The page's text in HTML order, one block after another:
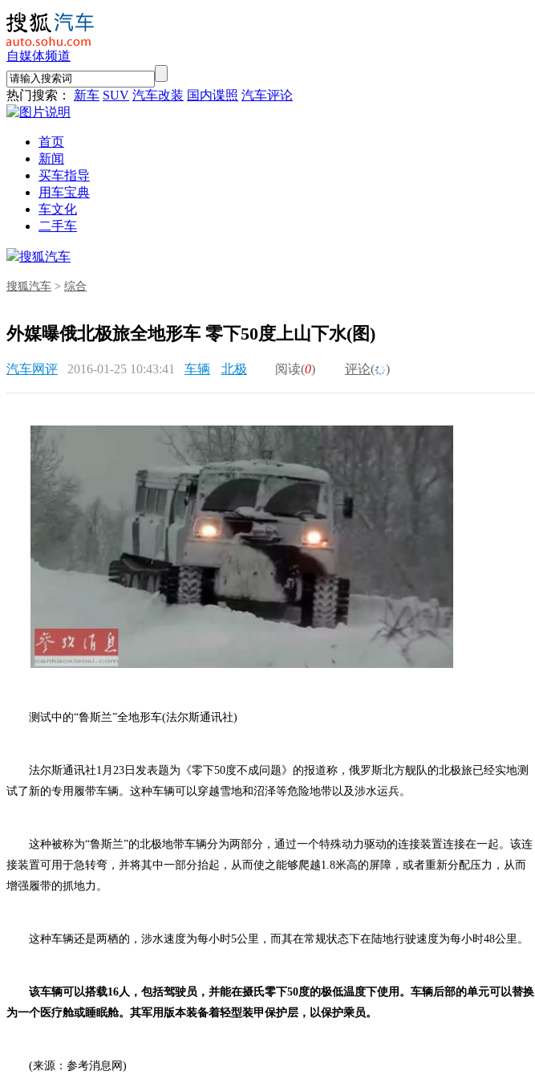
自媒体频道
热门搜索： 新车 SUV 汽车改装 国内谍照 汽车评论
首页
新闻
买车指导
用车宝典
车文化
二手车
搜狐汽车
搜狐汽车 > 综合
外媒曝俄北极旅全地形车 零下50度上山下水(图)
汽车网评 2016-01-25 10:43:41 车辆 北极 阅读(0) 评论( )
测试中的“鲁斯兰”全地形车(法尔斯通讯社)
法尔斯通讯社1月23日发表题为《零下50度不成问题》的报道称，俄罗斯北方舰队的北极旅已经实地测
试了新的专用履带车辆。这种车辆可以穿越雪地和沼泽等危险地带以及涉水运兵。
这种被称为“鲁斯兰”的北极地带车辆分为两部分，通过一个特殊动力驱动的连接装置连接在一起。该连
接装置可用于急转弯，并将其中一部分抬起，从而使之能够爬越1.8米高的屏障，或者重新分配压力，从而
增强履带的抓地力。
这种车辆还是两栖的，涉水速度为每小时5公里，而其在常规状态下在陆地行驶速度为每小时48公里。
该车辆可以搭载16人，包括驾驶员，并能在摄氏零下50度的极低温度下使用。车辆后部的单元可以替换
为一个医疗舱或睡眠舱。其军用版本装备着轻型装甲保护层，以保护乘员。
(来源：参考消息网)